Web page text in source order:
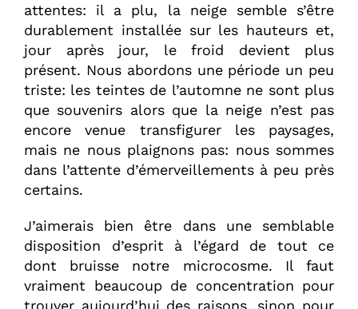
attentes: il a plu, la neige semble s’être
durablement installée sur les hauteurs et,
jour après jour, le froid devient plus
présent. Nous abordons une période un peu
triste: les teintes de l’automne ne sont plus
que souvenirs alors que la neige n’est pas
encore venue transfigurer les paysages,
mais ne nous plaignons pas: nous sommes
dans l’attente d’émerveillements à peu près
certains.
J’aimerais bien être dans une semblable
disposition d’esprit à l’égard de tout ce
dont bruisse notre microcosme. Il faut
vraiment beaucoup de concentration pour
trouver aujourd’hui des raisons, sinon pour